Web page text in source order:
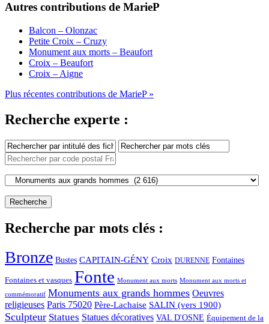
Autres contributions de MarieP
Balcon – Olonzac
Petite Croix – Cruzy
Monument aux morts – Beaufort
Croix – Beaufort
Croix – Aigne
Plus récentes contributions de MarieP »
Recherche experte :
Recherche par mots clés :
Bronze Bustes CAPITAIN-GÉNY Croix DURENNE Fontaines
Fontaines et vasques Fonte Monument aux morts Monument aux morts et
commémoratif Monuments aux grands hommes Oeuvres
religieuses Paris 75020 Père-Lachaise SALIN (vers 1900)
Sculpteur Statues Statues décoratives VAL D'OSNE Équipement de la